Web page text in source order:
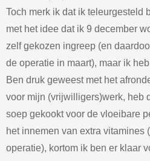
Toch merk ik dat ik teleurgesteld
met het idee dat ik 9 december
zelf gekozen ingreep (en
de operatie in maart), maar ik
Ben druk geweest met het
voor mijn (vrijwilligers)werk, heb
soep gekookt voor de vloeibare
het innemen van extra vitamines
operatie), kortom ik ben er klaar